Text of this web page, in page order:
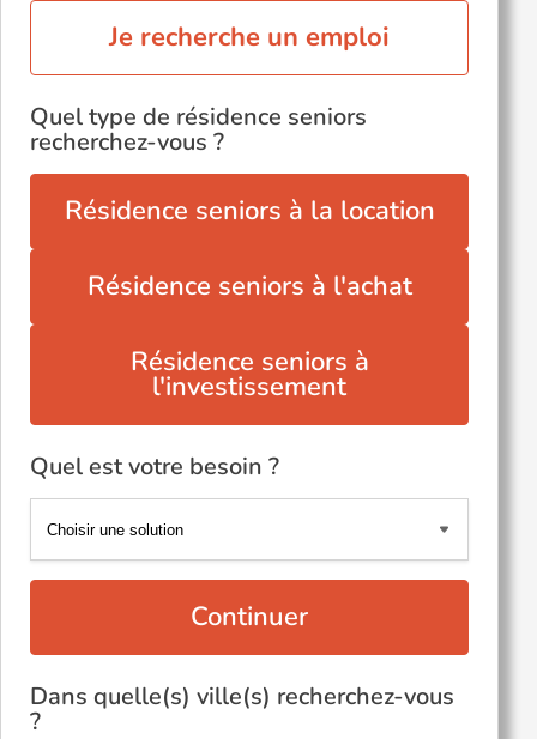
Je recherche un emploi
Quel type de résidence seniors
recherchez-vous ?
Résidence seniors à la location
Résidence seniors à l'achat
Résidence seniors à
l'investissement
Quel est votre besoin ?
Continuer
Dans quelle(s) ville(s) recherchez-vous
?